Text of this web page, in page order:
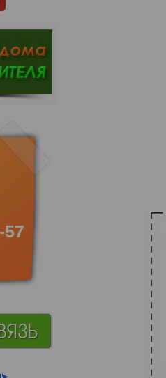
57